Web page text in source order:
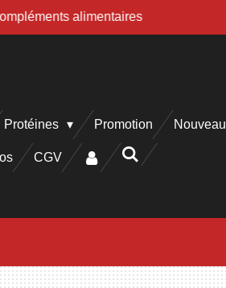
alimentaires
Protéines Promotion Nouveau
CGV